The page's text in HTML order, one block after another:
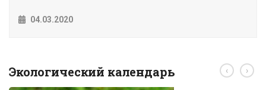
04.03.2020
Экологический календарь ‹ ›